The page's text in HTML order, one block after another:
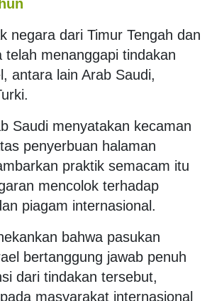
negara dari Timur Tengah dan
telah menanggapi tindakan
antara lain Arab Saudi,
Saudi menyatakan kecaman
penyerbuan halaman
praktik semacam itu
mencolok terhadap
piagam internasional.
bahwa pasukan
bertanggung jawab penuh
dari tindakan tersebut,
masyarakat internasional